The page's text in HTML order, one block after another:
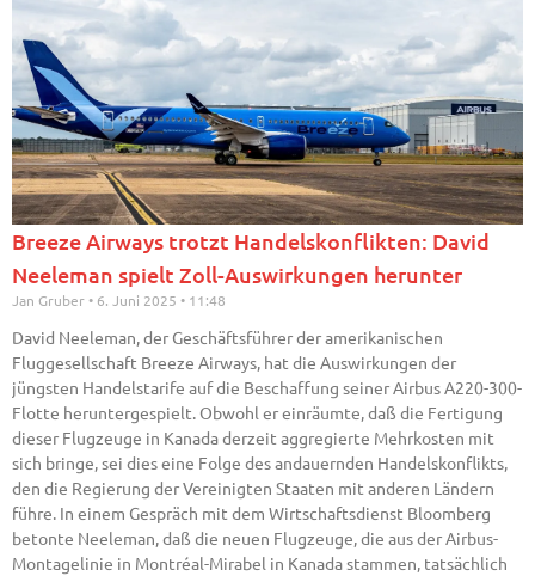
Breeze Airways trotzt Handelskonflikten: David
Neeleman spielt Zoll-Auswirkungen herunter
Jan Gruber 6. Juni 2025 11:48
David Neeleman, der Geschäftsführer der amerikanischen
Fluggesellschaft Breeze Airways, hat die Auswirkungen der
jüngsten Handelstarife auf die Beschaffung seiner Airbus A220-300-
Flotte heruntergespielt. Obwohl er einräumte, daß die Fertigung
dieser Flugzeuge in Kanada derzeit aggregierte Mehrkosten mit
sich bringe, sei dies eine Folge des andauernden Handelskonflikts,
den die Regierung der Vereinigten Staaten mit anderen Ländern
führe. In einem Gespräch mit dem Wirtschaftsdienst Bloomberg
betonte Neeleman, daß die neuen Flugzeuge, die aus der Airbus-
Montagelinie in Montréal-Mirabel in Kanada stammen, tatsächlich